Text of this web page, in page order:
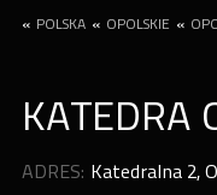
« POLSKA « OPOLSKIE «
KATEDRA
ADRES: Katedralna 2,